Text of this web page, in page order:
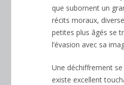
que subornent un
récits moraux,
petites plus âgés se
l’évasion avec sa
Une déchiffrement
existe excellent